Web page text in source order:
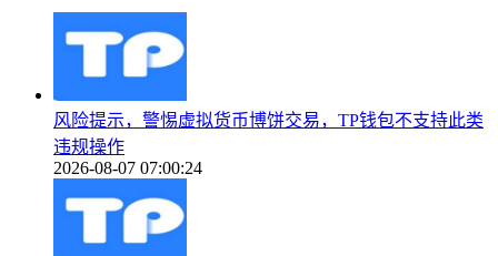
风险提示，警惕虚拟货币博饼交易，TP钱包不支持此类
违规操作
2026-08-07 07:00:24